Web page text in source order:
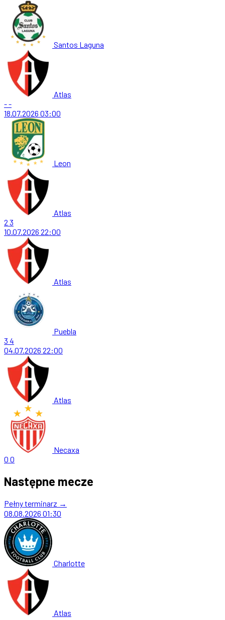
Santos Laguna
Atlas
--
18.07.2026 03:00
Leon
Atlas
2 3
10.07.2026 22:00
Atlas
Puebla
3 4
04.07.2026 22:00
Atlas
Necaxa
0 0
Następne mecze
Pełny terminarz →
08.08.2026 01:30
Charlotte
Atlas